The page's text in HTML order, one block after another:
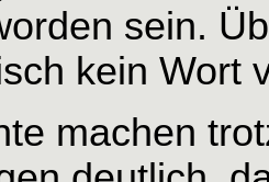
sein.
kein Wort
machen